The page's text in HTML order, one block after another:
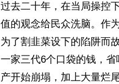
过去二十年，在当局操控
值的观念给民众洗脑。作
为了割韭菜设下的陷阱而
一家三代6个口袋的钱，
产开始崩塌，加上大量烂